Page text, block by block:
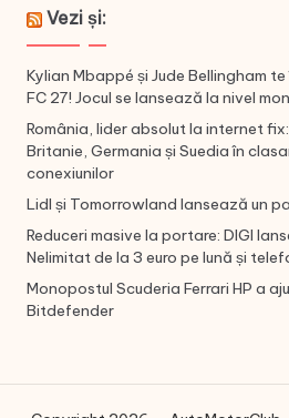
Vezi și:
Kylian Mbappé și Jude Bellingham
FC 27! Jocul se lansează la nivel
România, lider absolut la internet
Britanie, Germania și Suedia în
conexiunilor
Lidl și Tomorrowland lansează un
Reduceri masive la portare: DIGI
Nelimitat de la 3 euro pe lună și
Monopostul Scuderia Ferrari HP a
Bitdefender